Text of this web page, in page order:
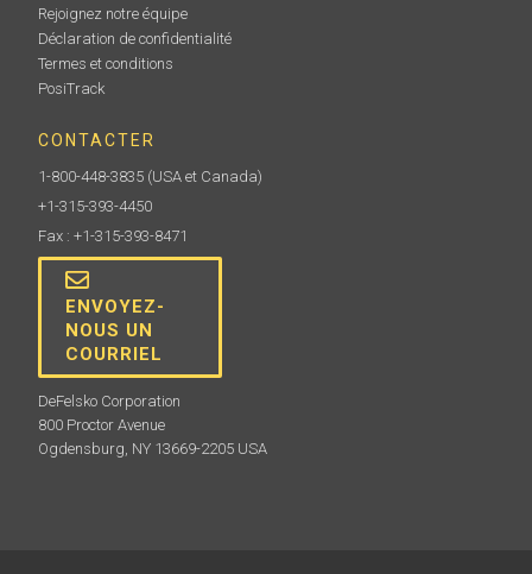
Chaque PosiTector 200 et PosiTector UTG est livré
avec (1) bouteille de couplant ultrasonique. Des
bouteilles supplémentaires de 4 oz. sont disponibles
(vendues par carton de 12 ou par paquets jumelés).
Mastic de nettoyage de surface
Rejoignez notre équipe
Déclaration de confidentialité
Termes et conditions
PosiTrack
CONTACTER
1-800-448-3835 (USA et Canada)
+1-315-393-4450
Fax : +1-315-393-8471
ENVOYEZ-
NOUS UN
COURRIEL
DeFelsko Corporation
800 Proctor Avenue
Ogdensburg, NY 13669-2205 USA